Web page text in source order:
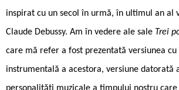
inspirat cu un secol în urmă, în ultimul an al
Claude Debussy. Am în vedere ale sale Trei
care mă refer a fost prezentată versiunea
instrumentală a acestora, versiune datorată
personalități muzicale a timpului nostru care